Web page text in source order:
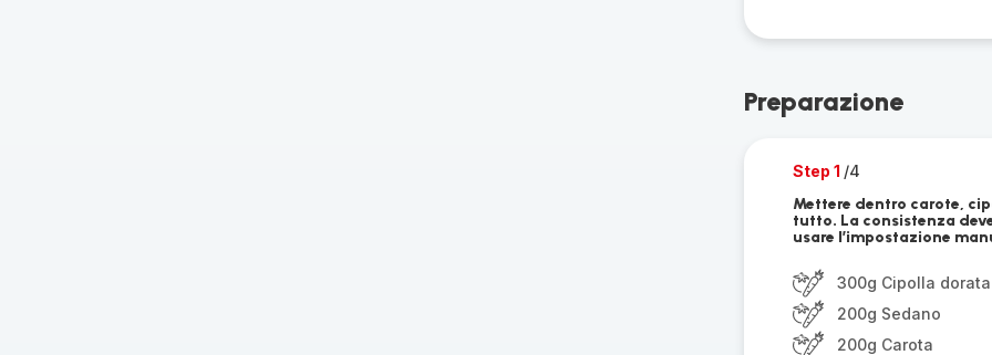
Preparazione
Step 1 /4
Mettere dentro carote,
tutto. La consistenza
usare l’impostazione
300g Cipolla dorata
200g Sedano
200g Carota